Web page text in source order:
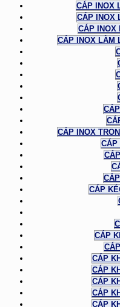
CÁP INOX
CÁP INOX
CÁP INOX
CÁP INOX LÀM
CÁP INOX
CÁP
CÁP
CÁP
CÁP
CÁP
CÁP
CÁP
CÁP